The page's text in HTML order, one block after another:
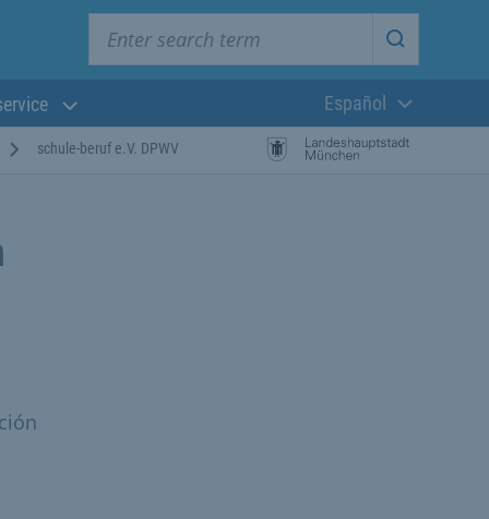
Start
Lengua actual:
Español
schule-beruf e.V. DPWV